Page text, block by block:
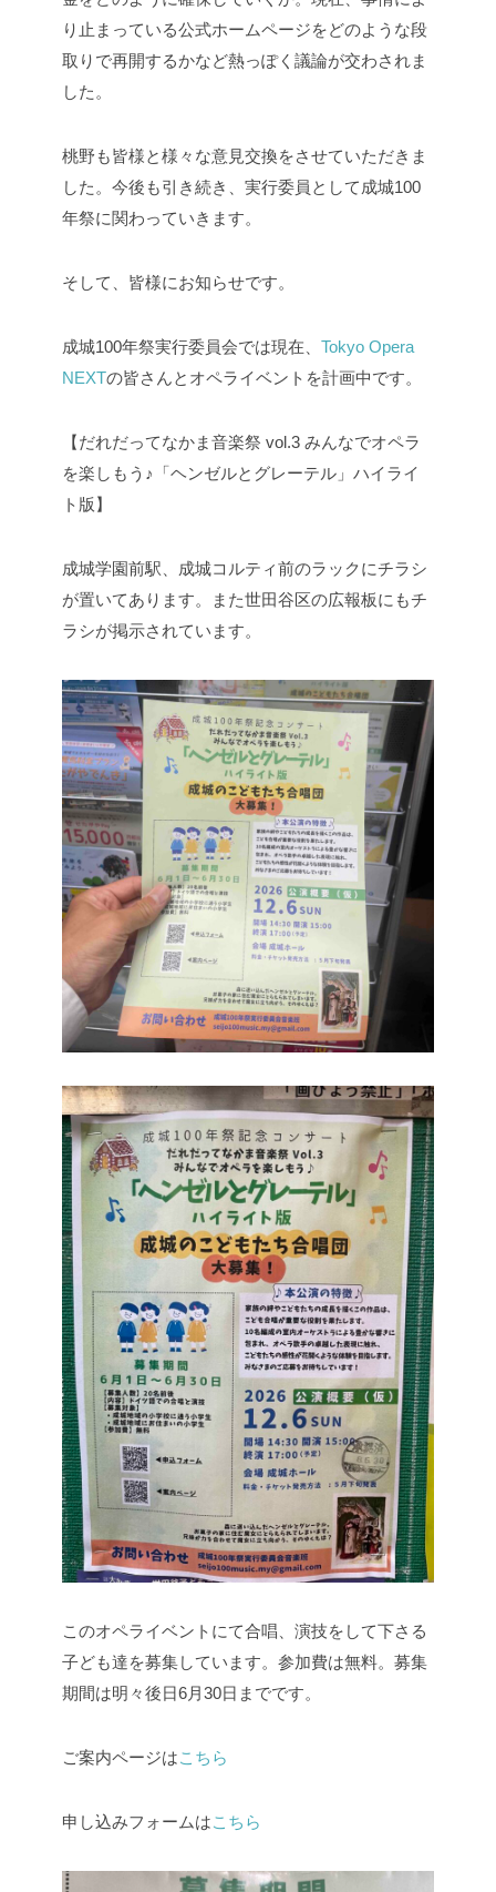
り止まっている公式ホームページをどのような段
取りで再開するかなど熱っぽく議論が交わされま
した。
桃野も皆様と様々な意見交換をさせていただきま
した。今後も引き続き、実行委員として成城100
年祭に関わっていきます。
そして、皆様にお知らせです。
成城100年祭実行委員会では現在、 Tokyo Opera
NEXTの皆さんとオペライベントを計画中です。
【だれだってなかま音楽祭 vol.3 みんなでオペラ
を楽しもう♪「ヘンゼルとグレーテル」ハイライ
ト版】
成城学園前駅、成城コルティ前のラックにチラシ
が置いてあります。また世田谷区の広報板にもチ
ラシが掲示されています。
このオペライベントにて合唱、演技をして下さる
子ども達を募集しています。参加費は無料。募集
期間は明々後日6月30日までです。
ご案内ページはこちら
申し込みフォームはこちら